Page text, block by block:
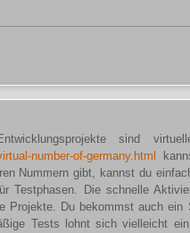
sind
number-of-germany.html
Nummern gibt, kannst du
Testphasen. Die schnelle
Projekte. Du bekommst auch
Tests lohnt sich vielleicht